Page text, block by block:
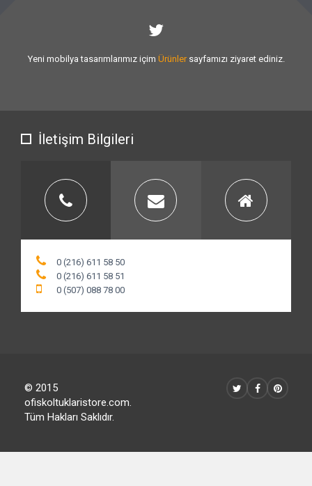
Sizlere vermiş olduğumuz hizmet kalitesiniartırmak için var
İletişim Bilgileri
0 (216) 611 58 50
0 (216) 611 58 51
0 (507) 088 78 00
© 2015
ofiskoltuklaristore.com.
Tüm Hakları Saklıdır.